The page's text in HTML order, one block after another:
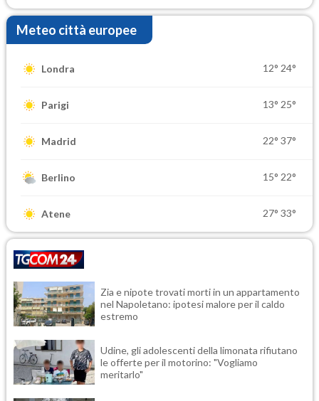
Meteo città europee
Londra 12° 24°
Parigi 13° 25°
Madrid 22° 37°
Berlino 15° 22°
Atene 27° 33°
Zia e nipote trovati morti in un appartamento
nel Napoletano: ipotesi malore per il caldo
estremo
Udine, gli adolescenti della limonata rifiutano
le offerte per il motorino: "Vogliamo
meritarlo"